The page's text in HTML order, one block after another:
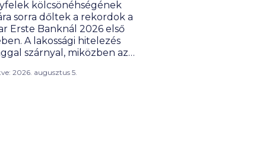
kölcsönéhségének
sorra dőltek a rekordok a
Erste Banknál 2026 első
A lakossági hitelezés
szárnyal, miközben az
Hiába teljesített azonban
2026. augusztus 5.